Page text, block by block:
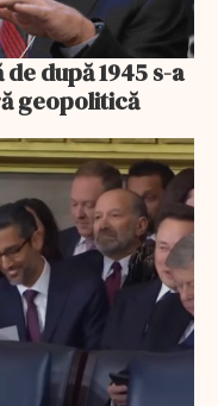
după 1945 s-a
geopolitică